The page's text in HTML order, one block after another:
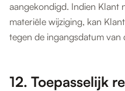
aangekondigd. Indien Klant
materiële wijziging, kan
tegen de ingangsdatum van
12. Toepasselijk